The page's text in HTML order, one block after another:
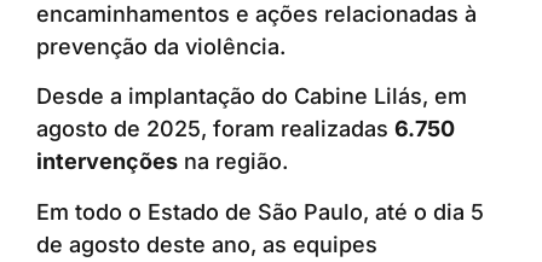
encaminhamentos e ações relacionadas à
prevenção da violência.
Desde a implantação do Cabine Lilás, em
agosto de 2025, foram realizadas 6.750
intervenções na região.
Em todo o Estado de São Paulo, até o dia 5
de agosto deste ano, as equipes